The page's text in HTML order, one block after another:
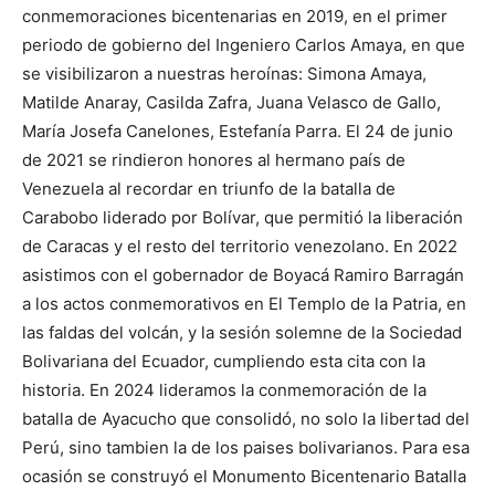
conmemoraciones bicentenarias en 2019, en el primer
periodo de gobierno del Ingeniero Carlos Amaya, en que
se visibilizaron a nuestras heroínas: Simona Amaya,
Matilde Anaray, Casilda Zafra, Juana Velasco de Gallo,
María Josefa Canelones, Estefanía Parra. El 24 de junio
de 2021 se rindieron honores al hermano país de
Venezuela al recordar en triunfo de la batalla de
Carabobo liderado por Bolívar, que permitió la liberación
de Caracas y el resto del territorio venezolano. En 2022
asistimos con el gobernador de Boyacá Ramiro Barragán
a los actos conmemorativos en El Templo de la Patria, en
las faldas del volcán, y la sesión solemne de la Sociedad
Bolivariana del Ecuador, cumpliendo esta cita con la
historia. En 2024 lideramos la conmemoración de la
batalla de Ayacucho que consolidó, no solo la libertad del
Perú, sino tambien la de los paises bolivarianos. Para esa
ocasión se construyó el Monumento Bicentenario Batalla